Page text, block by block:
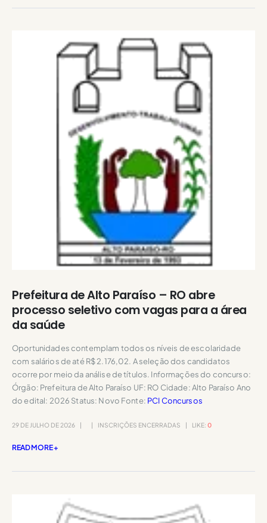
Prefeitura de Alto Paraíso – RO abre
processo seletivo com vagas para a área
da saúde
Oportunidades contemplam todos os níveis de escolaridade
com salários de até R$ 2.176,02. A seleção dos candidatos
ocorre por meio da análise de títulos. Informações do concurso:
Órgão: Prefeitura de Alto Paraíso UF: RO Cidade: Alto Paraíso Ano
do edital: 2026 Status: Novo Fonte: PCI Concursos
29 DE JULHO DE 2026 INSCRIÇÕES ENCERRADAS LIKE: 0
READ MORE +